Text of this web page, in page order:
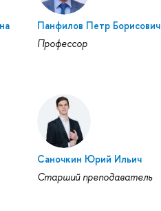
Панфилов Петр Борисович
Профессор
Саночкин Юрий Ильич
Старший преподаватель